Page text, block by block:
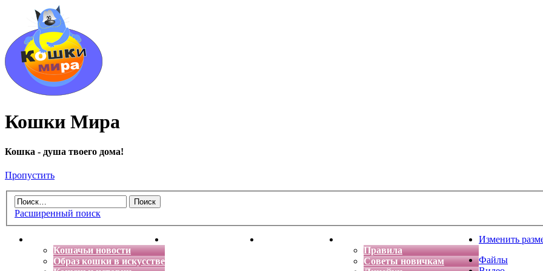
Кошки Мира
Кошка - душа твоего дома!
Пропустить
Расширенный поиск
Кошачьи новости
Образ кошки в искусстве
Энциклопедия кошек Детская фантазия
Правила
Советы новичкам
Изменить
Файлы